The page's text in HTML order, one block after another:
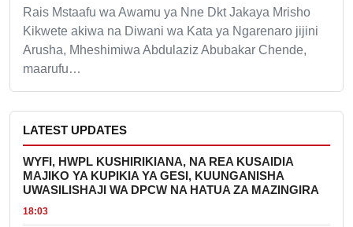
Rais Mstaafu wa Awamu ya Nne Dkt Jakaya Mrisho
Kikwete akiwa na Diwani wa Kata ya Ngarenaro jijini
Arusha, Mheshimiwa Abdulaziz Abubakar Chende,
maarufu…
LATEST UPDATES
WYFI, HWPL KUSHIRIKIANA, NA REA KUSAIDIA
MAJIKO YA KUPIKIA YA GESI, KUUNGANISHA
UWASILISHAJI WA DPCW NA HATUA ZA MAZINGIRA
18:03